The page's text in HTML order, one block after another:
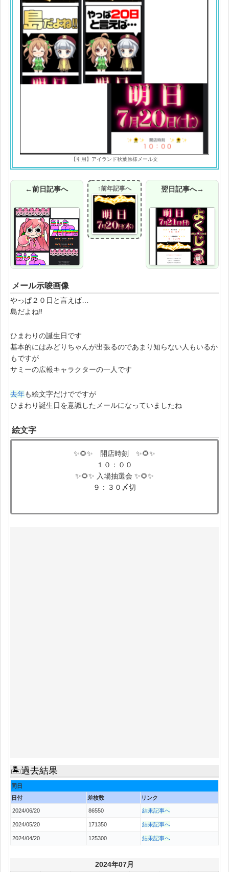
【引用】アイランド秋葉原様メール文
←前日記事へ ↑前年記事へ 翌日記事へ→
メール示唆画像
やっぱ２０日と言えば…
島だよね‼
ひまわりの誕生日です
基本的にはみどりちゃんが出張るのであまり知らない人もいるか
もですが
サミーの広報キャラクターの一人です
去年も絵文字だけでですが
ひまわり誕生日を意識したメールになっていましたね
絵文字
✨️🌻✨️ 開店時刻 ✨️🌻✨️
１０：００
✨️🌻✨️ 入場抽選会 ✨️🌻✨️
９：３０〆切
🏝過去結果
同日
日付
差枚数 リンク
2024/06/20 86550 結果記事へ
2024/05/20 171350 結果記事へ
2024/04/20 125300 結果記事へ
2024年07月